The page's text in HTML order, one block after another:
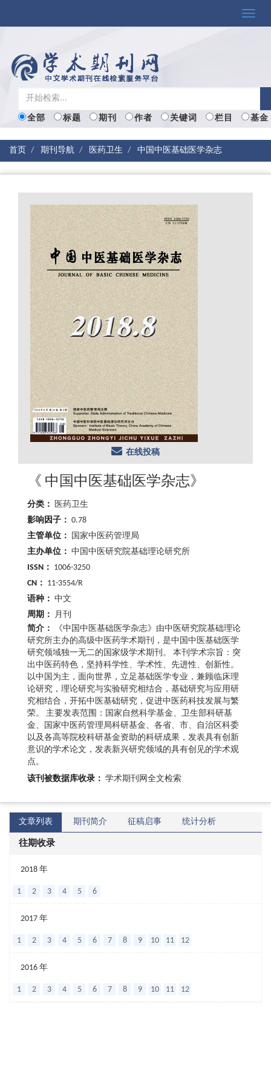
Toggle
全部 标题 期刊 作者 关键词 栏目 基金
首页 期刊导航 医药卫生 中国中医基础医学杂志
在线投稿
《 中国中医基础医学杂志》
分类： 医药卫生
影响因子： 0.78
主管单位：
国家中医药管理局
主办单位： 中国中医研究院基础理论研究所
ISSN： 1006-3250
CN： 11-3554/R
语种： 中文
周期： 月刊
简介：
《中国中医基础医学杂志》由中医研究院基础理论
研究所主办的高级中医药学术期刊，是中国中医基础医学
研究领域独一无二的国家级学术期刊。 本刊学术宗旨：突
出中医药特色，坚持科学性、学术性、先进性、创新性。
以中国为主，面向世界，立足基础医学专业，兼顾临床理
论研究，理论研究与实验研究相结合，基础研究与应用研
究相结合，开拓中医基础研究，促进中医药科技发展与繁
荣。 主要发表范围：国家自然科学基金、卫生部科研基
金、国家中医药管理局科研基金、各省、市、自治区科委
以及各高等院校科研基金资助的科研成果，发表具有创新
意识的学术论文，发表新兴研究领域的具有创见的学术观
点。
该刊被数据库收录： 学术期刊网全文检索
文章列表 期刊简介 征稿启事 统计分析
往期收录
2018 年
1 2 3 4 5 6
2017 年
1 2 3 4 5 6 7 8 9 10 11 12
2016 年
1 2 3 4 5 6 7 8 9 10 11 12